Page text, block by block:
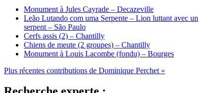
Monument à Jules Cayrade – Decazeville
Leão Lutando com uma Serpente – Lion luttant avec un
serpent – São Paulo
Cerfs assis (2) – Chantilly
Chiens de meute (2 groupes) – Chantilly
Monument à Louis Lacombe (fondu) – Bourges
Plus récentes contributions de Dominique Perchet »